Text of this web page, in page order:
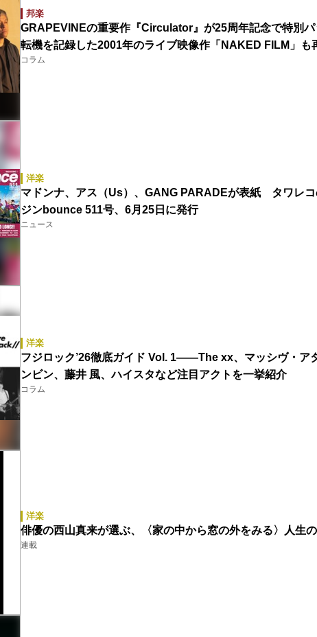
邦楽
GRAPEVINEの重要作『Circulator』が25周年記念で特別
転機を記録した2001年のライブ映像作「NAKED FILM」も
コラム
洋楽
マドンナ、アス（Us）、GANG PARADEが表紙 タワレコ
ジンbounce 511号、6月25日に発行
ニュース
洋楽
フジロック’26徹底ガイド Vol. 1――The xx、マッシヴ・ア
ンビン、藤井 風、ハイスタなど注目アクトを一挙紹介
コラム
洋楽
俳優の西山真来が選ぶ、〈家の中から窓の外をみる〉人生
連載